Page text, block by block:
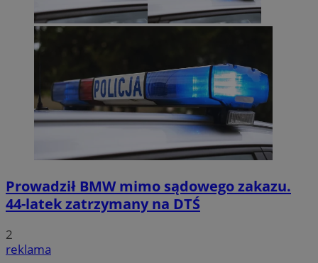
Prowadził BMW mimo sądowego zakazu.
44-latek zatrzymany na DTŚ
2
reklama